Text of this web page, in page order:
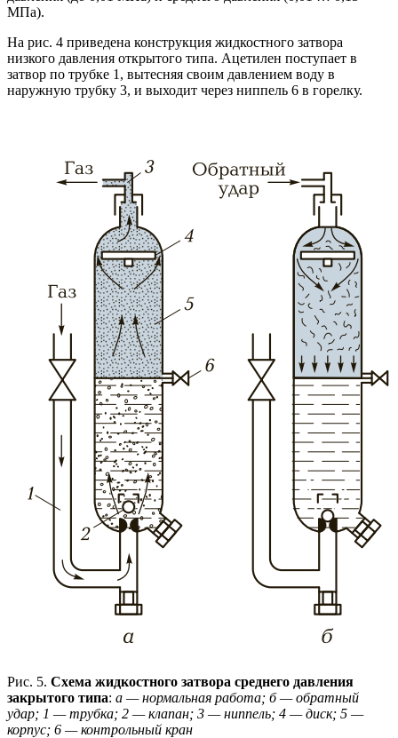
МПа).
На рис. 4 приведена конструкция жидкостного затвора
низкого давления открытого типа. Ацетилен поступает в
затвор по трубке 1, вытесняя своим давлением воду в
наружную трубку 3, и выходит через ниппель 6 в горелку.
Рис. 5. Схема жидкостного затвора среднего давления
закрытого типа: а — нормальная работа; б — обратный
удар; 1 — трубка; 2 — клапан; 3 — ниппель; 4 — диск; 5 —
корпус; 6 — контрольный кран